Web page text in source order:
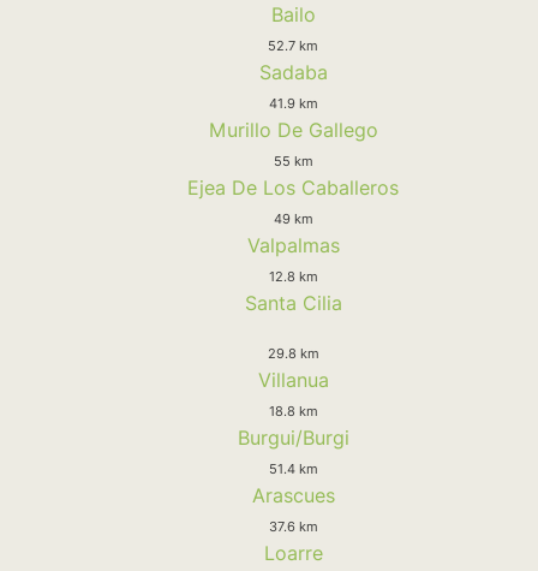
Bailo
52.7 km
Sadaba
41.9 km
Murillo De Gallego
55 km
Ejea De Los Caballeros
49 km
Valpalmas
12.8 km
Santa Cilia
29.8 km
Villanua
18.8 km
Burgui/Burgi
51.4 km
Arascues
37.6 km
Loarre